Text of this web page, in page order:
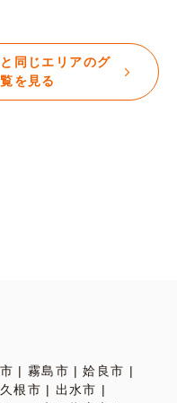
同じエリアのグ
を見る
霧島市
姶良市
根市
出水市